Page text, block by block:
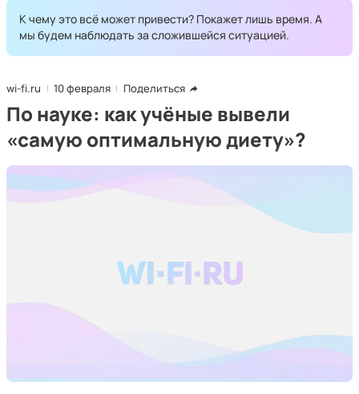
К чему это всё может привести? Покажет лишь время. А
мы будем наблюдать за сложившейся ситуацией.
wi-fi.ru 10 февраля Поделиться
По науке: как учёные вывели
«самую оптимальную диету»?